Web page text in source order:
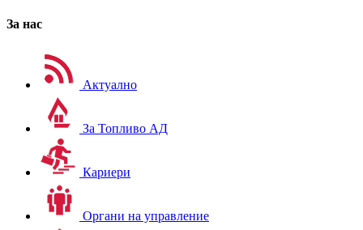
За нас
Актуално
За Топливо АД
Кариери
Органи на управление